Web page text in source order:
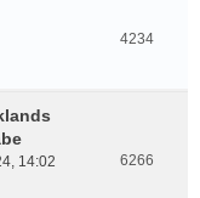
4234
14:02
6266